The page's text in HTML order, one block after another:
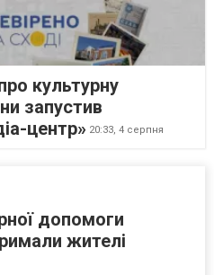
культурну
запустив
центр» 20:33, 4 серпня
допомоги
жителі